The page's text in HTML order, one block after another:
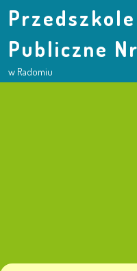
Przedszkole
Publiczne
w Radomiu